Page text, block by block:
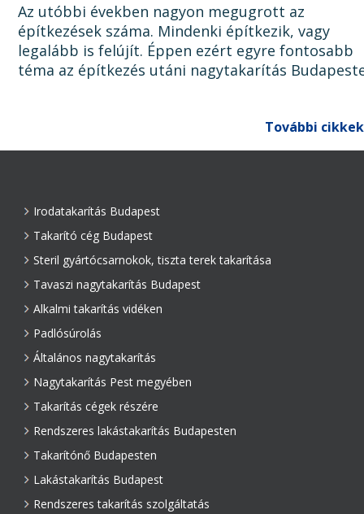
Az utóbbi években nagyon megugrott az
építkezések száma. Mindenki építkezik, vagy
legalább is felújít. Éppen ezért egyre fontosabb
téma az építkezés utáni nagytakarítás
További cikkek
Irodatakarítás Budapest
Takarító cég Budapest
Steril gyártócsarnokok, tiszta terek takarítása
Tavaszi nagytakarítás Budapest
Alkalmi takarítás vidéken
Padlósúrolás
Általános nagytakarítás
Nagytakarítás Pest megyében
Takarítás cégek részére
Rendszeres lakástakarítás Budapesten
Takarítónő Budapesten
Lakástakarítás Budapest
Rendszeres takarítás szolgáltatás